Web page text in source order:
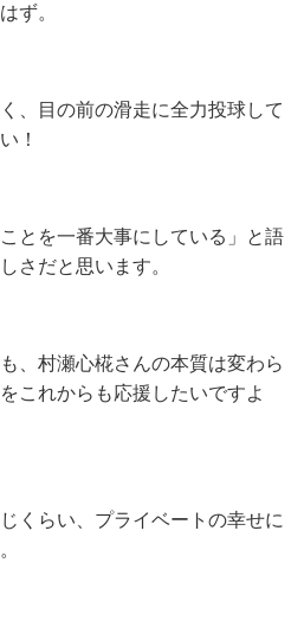
ず。
、目の前の滑走に全力投球して
！
とを一番大事にしている」と語
さだと思います。
、村瀬心椛さんの本質は変わら
これからも応援したいですよ
くらい、プライベートの幸せに